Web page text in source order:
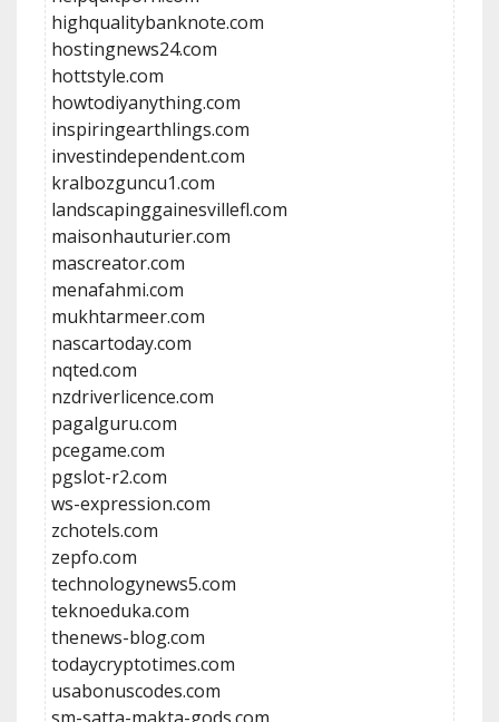
highqualitybanknote.com
hostingnews24.com
hottstyle.com
howtodiyanything.com
inspiringearthlings.com
investindependent.com
kralbozguncu1.com
landscapinggainesvillefl.com
maisonhauturier.com
mascreator.com
menafahmi.com
mukhtarmeer.com
nascartoday.com
nqted.com
nzdriverlicence.com
pagalguru.com
pcegame.com
pgslot-r2.com
ws-expression.com
zchotels.com
zepfo.com
technologynews5.com
teknoeduka.com
thenews-blog.com
todaycryptotimes.com
usabonuscodes.com